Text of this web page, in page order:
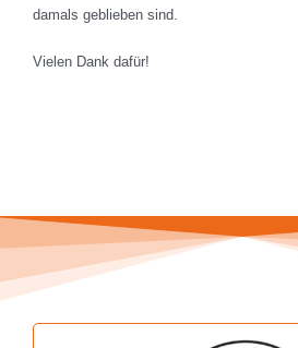
damals geblieben sind.
Vielen Dank dafür!